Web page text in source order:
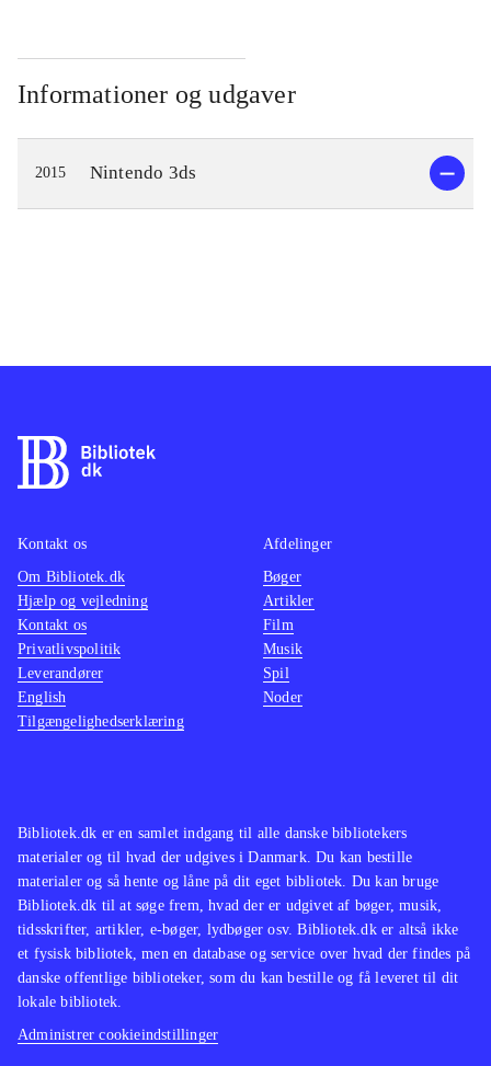
Informationer og udgaver
2015 Nintendo 3ds
Bibliotek.dk er en samlet indgang til alle danske bibliotekers
materialer og til hvad der udgives i Danmark. Du kan bestille
materialer og så hente og låne på dit eget bibliotek. Du kan bruge
Bibliotek.dk til at søge frem, hvad der er udgivet af bøger, musik,
tidsskrifter, artikler, e-bøger, lydbøger osv. Bibliotek.dk er altså ikke
et fysisk bibliotek, men en database og service over hvad der findes på
danske offentlige biblioteker, som du kan bestille og få leveret til dit
lokale bibliotek.
Administrer cookieindstillinger
Kontakt os
Om Bibliotek.dk
Hjælp og vejledning
Kontakt os
Privatlivspolitik
Leverandører
English
Tilgængelighedserklæring
Afdelinger
Bøger
Artikler
Film
Musik
Spil
Noder